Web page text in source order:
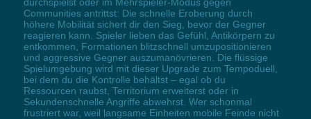
durchspielst oder im Mehrspieler-Modus gegen
Communities antrittst: Die schnelle Eroberung durch
höhere Mobilität sichert dir den Sieg, bevor der Gegner
reagieren kann. Spieler lieben das Gefühl, Antikörpern zu
entkommen, Formationen blitzschnell umzupositionieren
und aggressive Gegner auszumanövrieren. Die flüssige
Spielumgebung wird mit dieser Upgrade zum Tempoduell,
bei dem du die Kontrolle behältst – egal ob du
Ressourcen raubst, Territorium erweiterst oder in
Sekundenschnelle Angriffe abwehrst. Wer schonmal
frustriert war, weil langsame Einheiten mobile Feinde nicht